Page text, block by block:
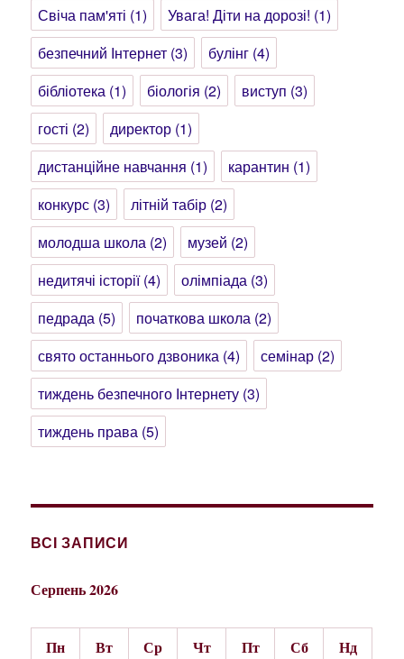
Свіча пам'яті (1) Увага! Діти на дорозі! (1)
безпечний Інтернет (3) булінг (4)
бібліотека (1) біологія (2) виступ (3)
гості (2) директор (1)
дистанційне навчання (1) карантин (1)
конкурс (3) літній табір (2)
молодша школа (2) музей (2)
недитячі історії(4) олімпіада (3)
педрада (5) початкова школа (2)
свято останнього дзвоника (4) семінар (2)
тиждень безпечного Інтернету (3)
тиждень права (5)
ВСІ ЗАПИСИ
Серпень 2026
Пн Вт Ср Чт Пт Сб Нд